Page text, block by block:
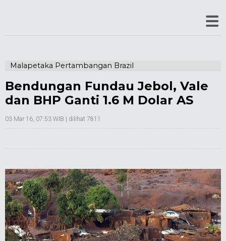
Malapetaka Pertambangan Brazil
Bendungan Fundau Jebol, Vale
dan BHP Ganti 1.6 M Dolar AS
03 Mar 16, 07:53 WIB | dilihat 7811